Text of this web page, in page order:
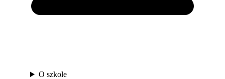
O szkole